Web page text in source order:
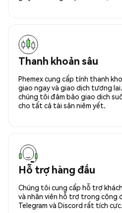
Thanh khoản sâu
Phemex cung cấp tính thanh
giao ngay và giao dịch tương
chúng tôi đảm bảo giao dịch
cho tất cả tài sản niêm yết.
Hỗ trợ hàng đầu
Chúng tôi cung cấp hỗ trợ
và nhân viên hỗ trợ trong cộng
Telegram và Discord rất tích cực.